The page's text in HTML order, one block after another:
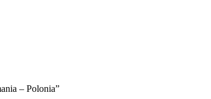
– Polonia”